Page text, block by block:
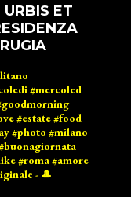
ET
#mercoled
#estate#food
#photo #milano
#roma#amore
- 🎩